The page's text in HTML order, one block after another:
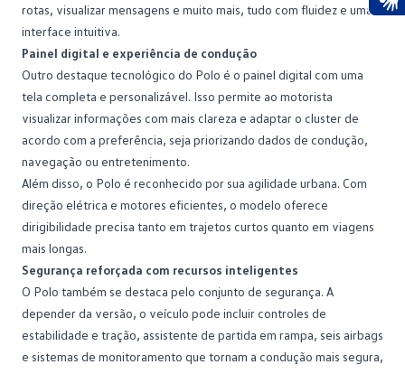
rotas, visualizar mensagens e muito mais, tudo com fluidez e uma
interface intuitiva.
Painel digital e experiência de condução
Outro destaque tecnológico do Polo é o painel digital com uma
tela completa e personalizável. Isso permite ao motorista
visualizar informações com mais clareza e adaptar o cluster de
acordo com a preferência, seja priorizando dados de condução,
navegação ou entretenimento.
Além disso, o Polo é reconhecido por sua agilidade urbana. Com
direção elétrica e motores eficientes, o modelo oferece
dirigibilidade precisa tanto em trajetos curtos quanto em viagens
mais longas.
Segurança reforçada com recursos inteligentes
O Polo também se destaca pelo conjunto de segurança. A
depender da versão, o veículo pode incluir controles de
estabilidade e tração, assistente de partida em rampa, seis airbags
e sistemas de monitoramento que tornam a condução mais segura,